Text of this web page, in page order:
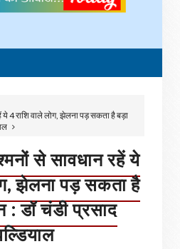
4 राशि वाले लोग, झेलना पड़ सकता है बड़ा
से सावधान रहें ये
झेलना पड़ सकता है
: डॉ चंडी प्रसाद